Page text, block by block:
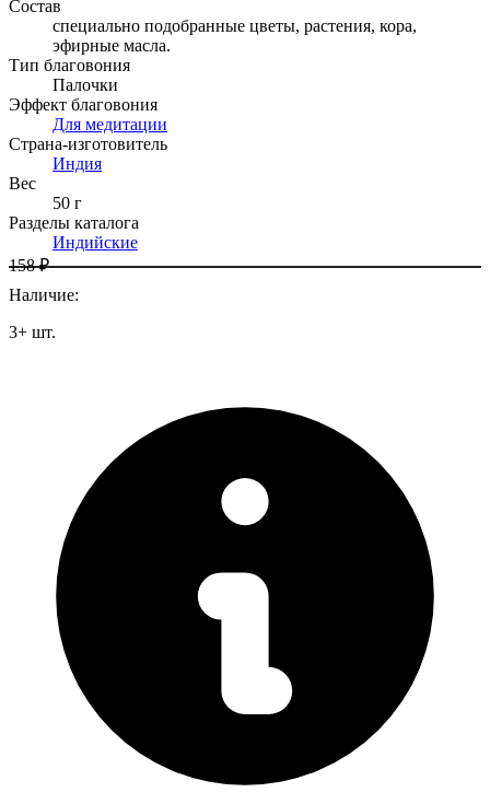
Состав
специально подобранные цветы, растения, кора,
эфирные масла.
Тип благовония
Палочки
Эффект благовония
Для медитации
Страна-изготовитель
Индия
Вес
50 г
Разделы каталога
Индийские
158 ₽
Наличие:
3+ шт.